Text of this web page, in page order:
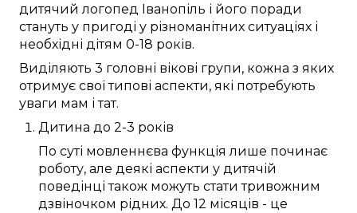
дитячий логопед Іванопіль і його поради
стануть у пригоді у різноманітних ситуаціях і
необхідні дітям 0-18 років.
Виділяють 3 головні вікові групи, кожна з яких
отримує своїтипові аспекти, які потребують
уваги мам і тат.
Дитина до 2-3 років
По суті мовленнєва функція лише починає
роботу, але деякі аспекти у дитячій
поведінці також можуть стати тривожним
дзвіночком рідних. До 12 місяців - це